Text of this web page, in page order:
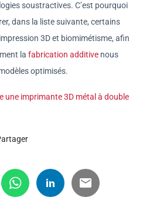
soustractives. C’est pourquoi
dans la liste suivante, certains
3D et biomimétisme, afin
la fabrication additive nous
optimisés.
une imprimante 3D métal à double